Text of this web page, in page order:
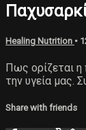
Healing Nutrition •
Πως ορίζεται η
την υγεία μας.
Share with friends